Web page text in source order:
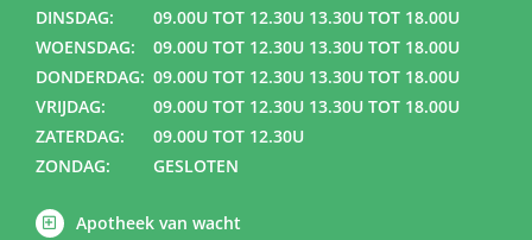
DINSDAG:
09.00U TOT 12.30U 13.30U TOT 18.00U
WOENSDAG:
09.00U TOT 12.30U 13.30U TOT 18.00U
DONDERDAG: 09.00U TOT 12.30U 13.30U TOT 18.00U
VRIJDAG:
09.00U TOT 12.30U 13.30U TOT 18.00U
ZATERDAG:
09.00U TOT 12.30U
ZONDAG:
GESLOTEN
Apotheek van wacht